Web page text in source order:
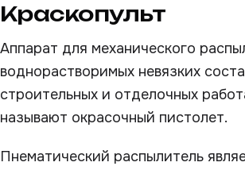
Краскопульт
Аппарат для механического
воднорастворимых невязких
строительных и отделочных
называют окрасочный пистолет.
Пнематический распылитель